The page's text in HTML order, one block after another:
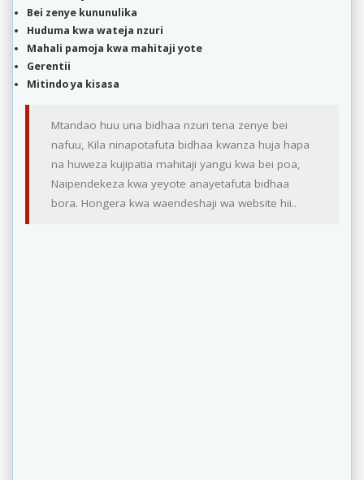
Bei zenye kununulika
Huduma kwa wateja nzuri
Mahali pamoja kwa mahitaji yote
Gerentii
Mitindo ya kisasa
Mtandao huu una bidhaa nzuri tena zenye bei
nafuu, Kila ninapotafuta bidhaa kwanza huja hapa
na huweza kujipatia mahitaji yangu kwa bei poa,
Naipendekeza kwa yeyote anayetafuta bidhaa
bora. Hongera kwa waendeshaji wa website hii..